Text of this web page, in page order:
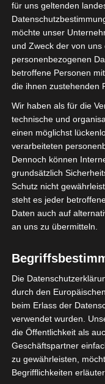
Sie befinden sich
(CA) – Club Sportif
5
Meisterschaft
Stade
Januar)
für uns geltenden
möchte unser
und Zweck der von
personenbezogenen
betroffene Personen
die ihnen zustehenden
Wir haben als für die
technische und
einen möglichst
verarbeiteten
Dennoch können
grundsätzlich
Schutz nicht
steht es jeder
Daten auch auf
an uns zu übermitteln.
Die
durch den
beim Erlass der
verwendet wurden.
die Öffentlichkeit als
Geschäftspartner
zu gewährleisten,
Begrifflichkeiten